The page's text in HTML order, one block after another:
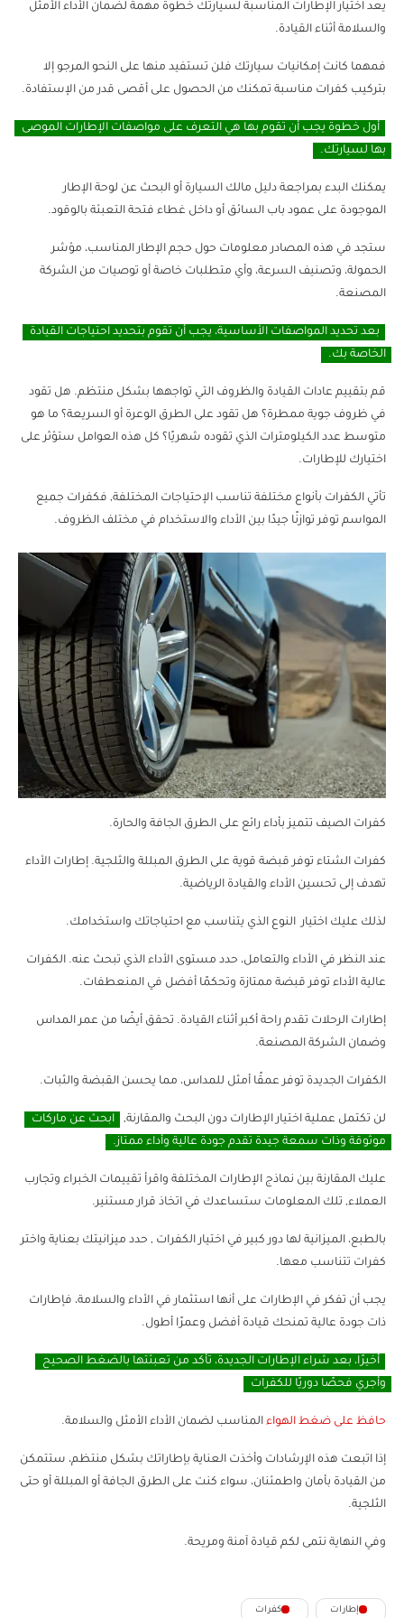
يعد اختيار الإطارات المناسبة لسيارتك خطوة مهمة لضمان الأداء الأمثل
والسلامة أثناء القيادة.
فمهما كانت إمكانيات سيارتك فلن تستفيد منها على النحو المرجو إلا
بتركيب كفرات مناسبة تمكنك من الحصول على أقصى قدر من الإستفادة.
أول خطوة يجب أن تقوم بها هي التعرف على مواصفات الإطارات الموصى
بها لسيارتك.
يمكنك البدء بمراجعة دليل مالك السيارة أو البحث عن لوحة الإطار
الموجودة على عمود باب السائق أو داخل غطاء فتحة التعبئة بالوقود.
ستجد في هذه المصادر معلومات حول حجم الإطار المناسب، مؤشر
الحمولة، وتصنيف السرعة، وأي متطلبات خاصة أو توصيات من الشركة
المصنعة.
بعد تحديد المواصفات الأساسية، يجب أن تقوم بتحديد احتياجات القيادة
الخاصة بك.
قم بتقييم عادات القيادة والظروف التي تواجهها بشكل منتظم. هل تقود
في ظروف جوية ممطرة؟ هل تقود على الطرق الوعرة أو السريعة؟ ما هو
متوسط ​​عدد الكيلومترات الذي تقوده شهريًا؟ كل هذه العوامل ستؤثر على
اختيارك للإطارات.
تأتي الكفرات بأنواع مختلفة تناسب الإحتياجات المختلفة, فكفرات جميع
المواسم توفر توازنًا جيدًا بين الأداء والاستخدام في مختلف الظروف.
كفرات الصيف تتميز بأداء رائع على الطرق الجافة والحارة.
كفرات الشتاء توفر قبضة قوية على الطرق المبللة والثلجية. إطارات الأداء
تهدف إلى تحسين الأداء والقيادة الرياضية.
لذلك عليك اختيار النوع الذي يتناسب مع احتياجاتك واستخدامك.
عند النظر في الأداء والتعامل، حدد مستوى الأداء الذي تبحث عنه. الكفرات
عالية الأداء توفر قبضة ممتازة وتحكمًا أفضل في المنعطفات.
إطارات الرحلات تقدم راحة أكبر أثناء القيادة. تحقق أيضًا من عمر المداس
وضمان الشركة المصنعة.
الكفرات الجديدة توفر عمقًا أمثل للمداس، مما يحسن القبضة والثبات.
لن تكتمل عملية اختيار الإطارات دون البحث والمقارنة,
ابحث عن ماركات
موثوقة وذات سمعة جيدة تقدم جودة عالية وأداء ممتاز.
عليك المقارنة بين نماذج الإطارات المختلفة واقرأ تقييمات الخبراء وتجارب
العملاء, تلك المعلومات ستساعدك في اتخاذ قرار مستنير.
بالطبع، الميزانية لها دور كبير في اختيار الكفرات , حدد ميزانيتك بعناية واختر
كفرات تتناسب معها.
يجب أن تفكر في الإطارات على أنها استثمار في الأداء والسلامة، فإطارات
ذات جودة عالية تمنحك قيادة أفضل وعمرًا أطول.
أخيرًا، بعد شراء الإطارات الجديدة، تأكد من تعبئتها بالضغط الصحيح
وأجري فحصًا دوريًا للكفرات
حافظ على ضغط الهواء المناسب لضمان الأداء الأمثل والسلامة.
إذا اتبعت هذه الإرشادات وأخذت العناية بإطاراتك بشكل منتظم، ستتمكن
من القيادة بأمان واطمئنان، سواء كنت على الطرق الجافة أو المبللة أو حتى
الثلجية.
وفي النهاية نتمى لكم قيادة آمنة ومريحة.
إطارات كفرات